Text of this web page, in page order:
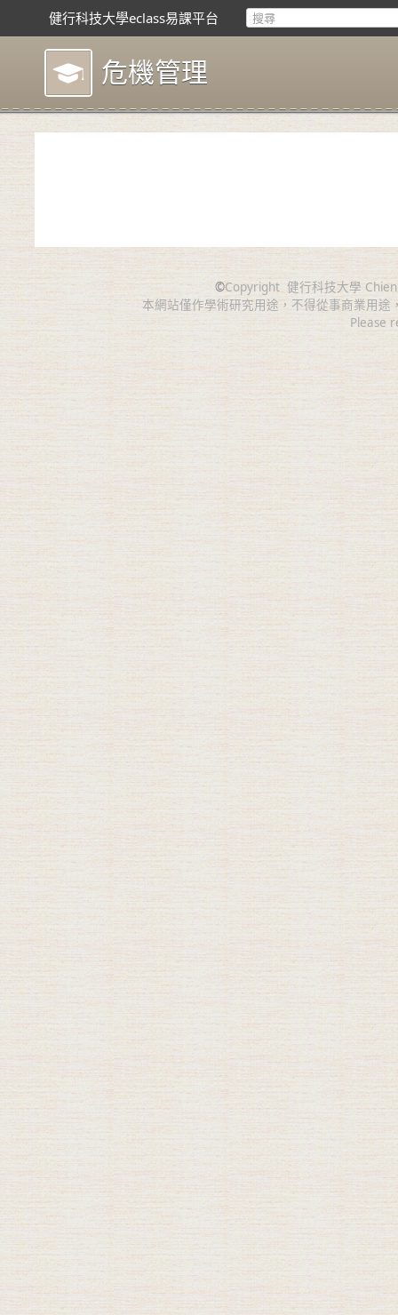
健行科技大學eclass易課平台
危機管理
©Copyright健行科技大學
本網站僅作學術研究用途，不得從事商業用
Please